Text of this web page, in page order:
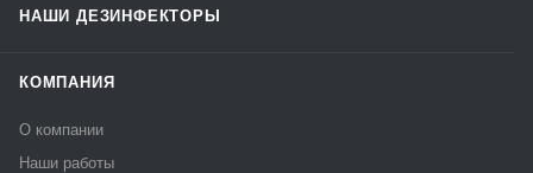
НАШИ ДЕЗИНФЕКТОРЫ
КОМПАНИЯ
О компании
Наши работы